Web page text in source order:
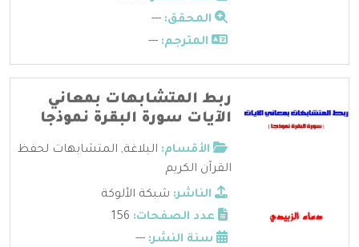
المحقق: ---
المترجم: ---
ربط المتشابهات بمعاني
الآيات سورة البقرة نموذجا
الأقسام: البلاغة, المتشابهات لحفظ
القرآن الكريم
الناشر: شبكة الألوكة
عدد الصفحات:
سنة النشر: ---